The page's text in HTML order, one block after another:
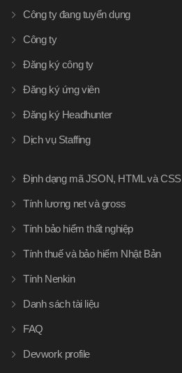
Công ty đang tuyển dụng
Công ty
Đăng ký công ty
Đăng ký ứng viên
Đăng ký Headhunter
Dịch vụ Staffing
Định dạng mã JSON, HTML và CSS
Tính lương net và gross
Tính bảo hiểm thất nghiệp
Tính thuế và bảo hiểm Nhật Bản
Tính Nenkin
Danh sách tài liệu
FAQ
Devwork profile